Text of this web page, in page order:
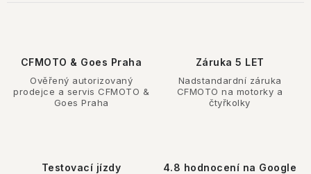
CFMOTO & Goes Praha
Ověřený autorizovaný
prodejce a servis CFMOTO &
Goes Praha
Záruka 5 LET
Nadstandardní záruka
CFMOTO na motorky a
čtyřkolky
Testovací jízdy 4.8 hodnocení na Google